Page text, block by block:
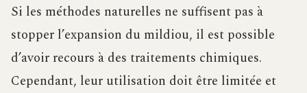
Si les méthodes naturelles ne suffisent pas à
stopper l’expansion du mildiou, il est possible
d’avoir recours à des traitements chimiques.
Cependant, leur utilisation doit être limitée et